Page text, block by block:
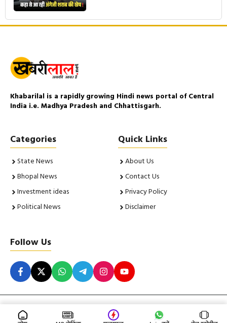
Khabarilal is a rapidly growing Hindi news portal of Central
India i.e. Madhya Pradesh and Chhattisgarh.
Categories
State News
Bhopal News
Investment ideas
Political News
Quick Links
About Us
Contact Us
Privacy Policy
Disclaimer
Follow Us
© 2026 Khabarilal. All Rights Reserved. Insight Corporation |
Powered ByRNVLive